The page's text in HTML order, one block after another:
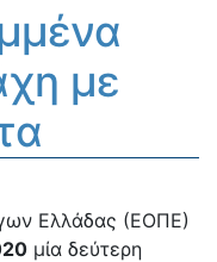
με
Ελλάδας (ΕΟΠΕ)
μία δεύτερη